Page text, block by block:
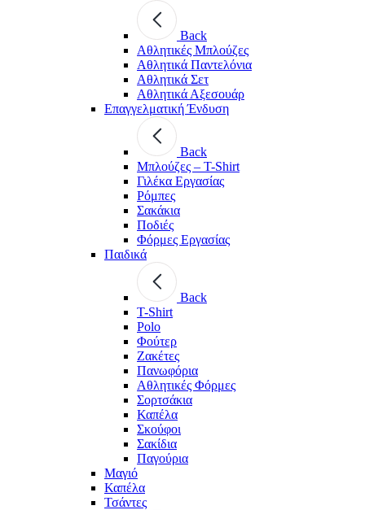
Back
Aθλητικές Μπλούζες
Αθλητικά Παντελόνια
Αθλητικά Σετ
Αθλητικά Αξεσουάρ
Επαγγελματική Ένδυση
Back
Μπλούζες – T-Shirt
Γιλέκα Εργασίας
Ρόμπες
Σακάκια
Ποδιές
Φόρμες Εργασίας
Παιδικά
Back
T-Shirt
Polo
Φούτερ
Ζακέτες
Πανωφόρια
Αθλητικές Φόρμες
Σορτσάκια
Καπέλα
Σκούφοι
Σακίδια
Παγούρια
Μαγιό
Καπέλα
Τσάντες